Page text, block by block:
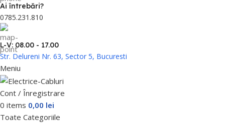
Ai întrebări?
0785.231.810
L-V: 08.00 - 17.00
Str. Delureni Nr. 63, Sector 5, Bucuresti
Meniu
Cont / Înregistrare
0 items 0,00 lei
Toate Categoriile